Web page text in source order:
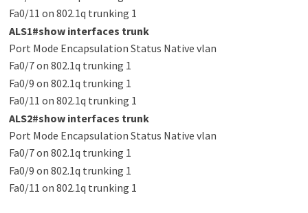
Fa0/11 on 802.1q trunking 1
ALS1#show interfaces trunk
Port Mode Encapsulation Status Native vlan
Fa0/7 on 802.1q trunking 1
Fa0/9 on 802.1q trunking 1
Fa0/11 on 802.1q trunking 1
ALS2#show interfaces trunk
Port Mode Encapsulation Status Native vlan
Fa0/7 on 802.1q trunking 1
Fa0/9 on 802.1q trunking 1
Fa0/11 on 802.1q trunking 1